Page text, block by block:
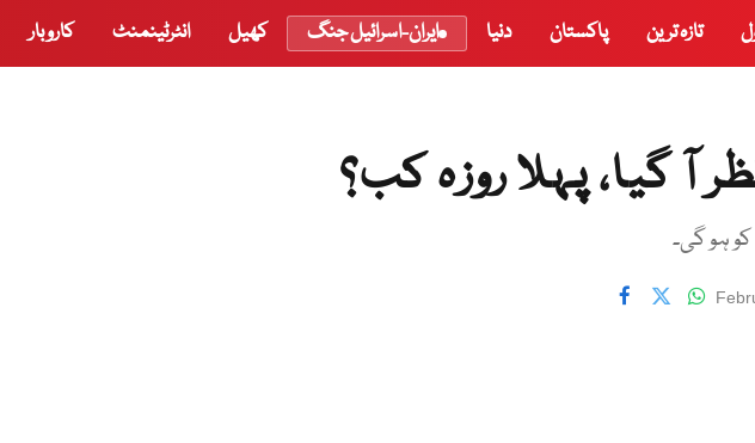
تازہ ترین پاکستان دنیا ایران-اسرائیل جنگ کھیل انٹرٹینمنٹ کاروبار
آ گیا، پہلا روزہ کب؟